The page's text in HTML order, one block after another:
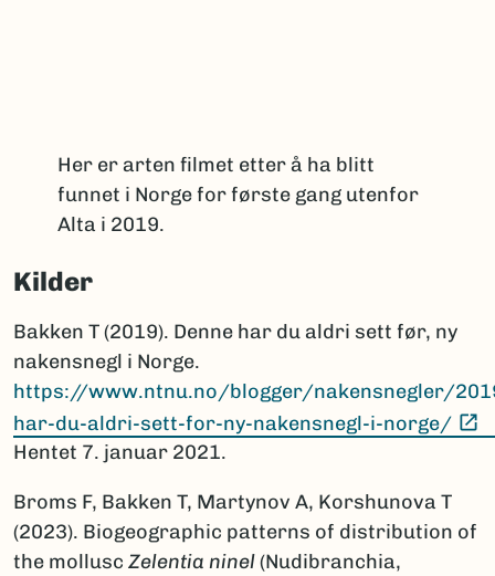
Her er arten filmet etter å ha blitt
funnet i Norge for første gang utenfor
Alta i 2019.
Kilder
Bakken T (2019). Denne har du aldri sett før, ny
nakensnegl i Norge.
https://www.ntnu.no/blogger/nakensnegler/
har-du-aldri-sett-for-ny-nakensnegl-i-norge/
Hentet 7. januar 2021.
Broms F, Bakken T, Martynov A, Korshunova T
(2023). Biogeographic patterns of distribution of
the mollusc Zelentia ninel(Nudibranchia,